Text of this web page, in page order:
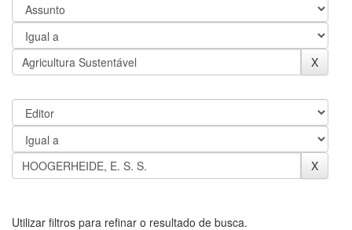
Utilizar filtros para refinar o resultado de busca.